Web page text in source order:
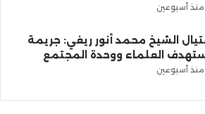
منذ أسبوعين
الشيخ محمد أنور ريغي: جريمة
العلماء ووحدة المجتمع
منذ أسبوعين